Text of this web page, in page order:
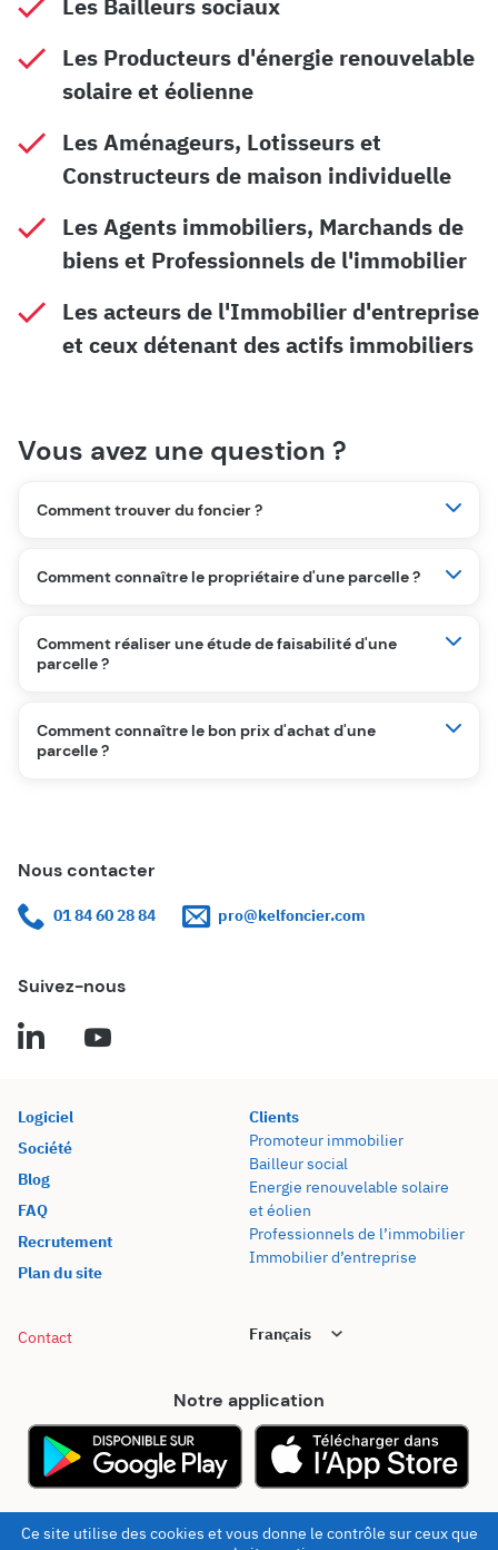
Les Bailleurs sociaux
Les Producteurs d'énergie renouvelable
solaire et éolienne
Les Aménageurs, Lotisseurs et
Constructeurs de maison individuelle
Les Agents immobiliers, Marchands de
biens et Professionnels de l'immobilier
Les acteurs de l'Immobilier d'entreprise
et ceux détenant des actifs immobiliers
Vous avez une question ?
Comment trouver du foncier ?
Comment connaître le propriétaire d'une parcelle ?
Comment réaliser une étude de faisabilité d'une
parcelle ?
Comment connaître le bon prix d'achat d'une
parcelle ?
Nous contacter
01 84 60 28 84 pro@kelfoncier.com
Suivez-nous
Logiciel
Société
Blog
FAQ
Recrutement
Plan du site
Clients
Promoteur immobilier
Bailleur social
Energie renouvelable solaire
et éolien
Professionnels de l’immobilier
Immobilier d’entreprise
Contact
Notre application
Ce site utilise des cookies et vous donne le contrôle sur ceux que